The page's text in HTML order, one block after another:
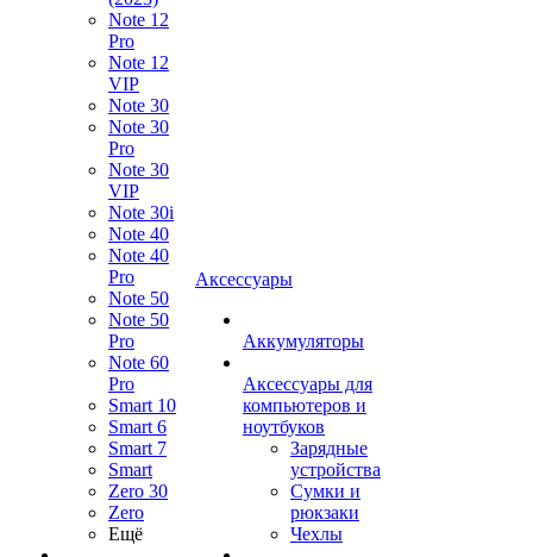
Note 12
Pro
Note 12
VIP
Note 30
Note 30
Pro
Note 30
VIP
Note 30i
Note 40
Note 40
Pro
Note 50
Note 50
Pro
Note 60
Pro
Smart 10
Smart 6
Smart 7
Smart
Zero 30
Zero
Ещё
Аксессуары
Аккумуляторы
Аксессуары для
компьютеров и
ноутбуков
Зарядные
устройства
Сумки и
рюкзаки
Чехлы